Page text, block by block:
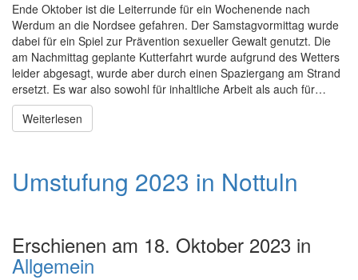
Ende Oktober ist die Leiterrunde für ein Wochenende nach
Werdum an die Nordsee gefahren. Der Samstagvormittag wurde
dabei für ein Spiel zur Prävention sexueller Gewalt genutzt. Die
am Nachmittag geplante Kutterfahrt wurde aufgrund des Wetters
leider abgesagt, wurde aber durch einen Spaziergang am Strand
ersetzt. Es war also sowohl für inhaltliche Arbeit als auch für…
Weiterlesen
Umstufung 2023 in Nottuln
Erschienen am 18. Oktober 2023 in
Allgemein